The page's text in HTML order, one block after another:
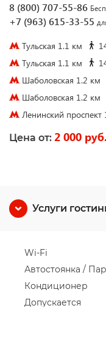
8 (800) 707-55-86
+7 (963) 615-33-55
Тульская 1.1 км
Тульская 1.1 км
Шаболовская 1.2 км
Шаболовская 1.2 км
Ленинский проспект
Цена от: 2 000 руб.
Услуги
Wi-Fi
Автостоянка /
Кондиционер
Допускается